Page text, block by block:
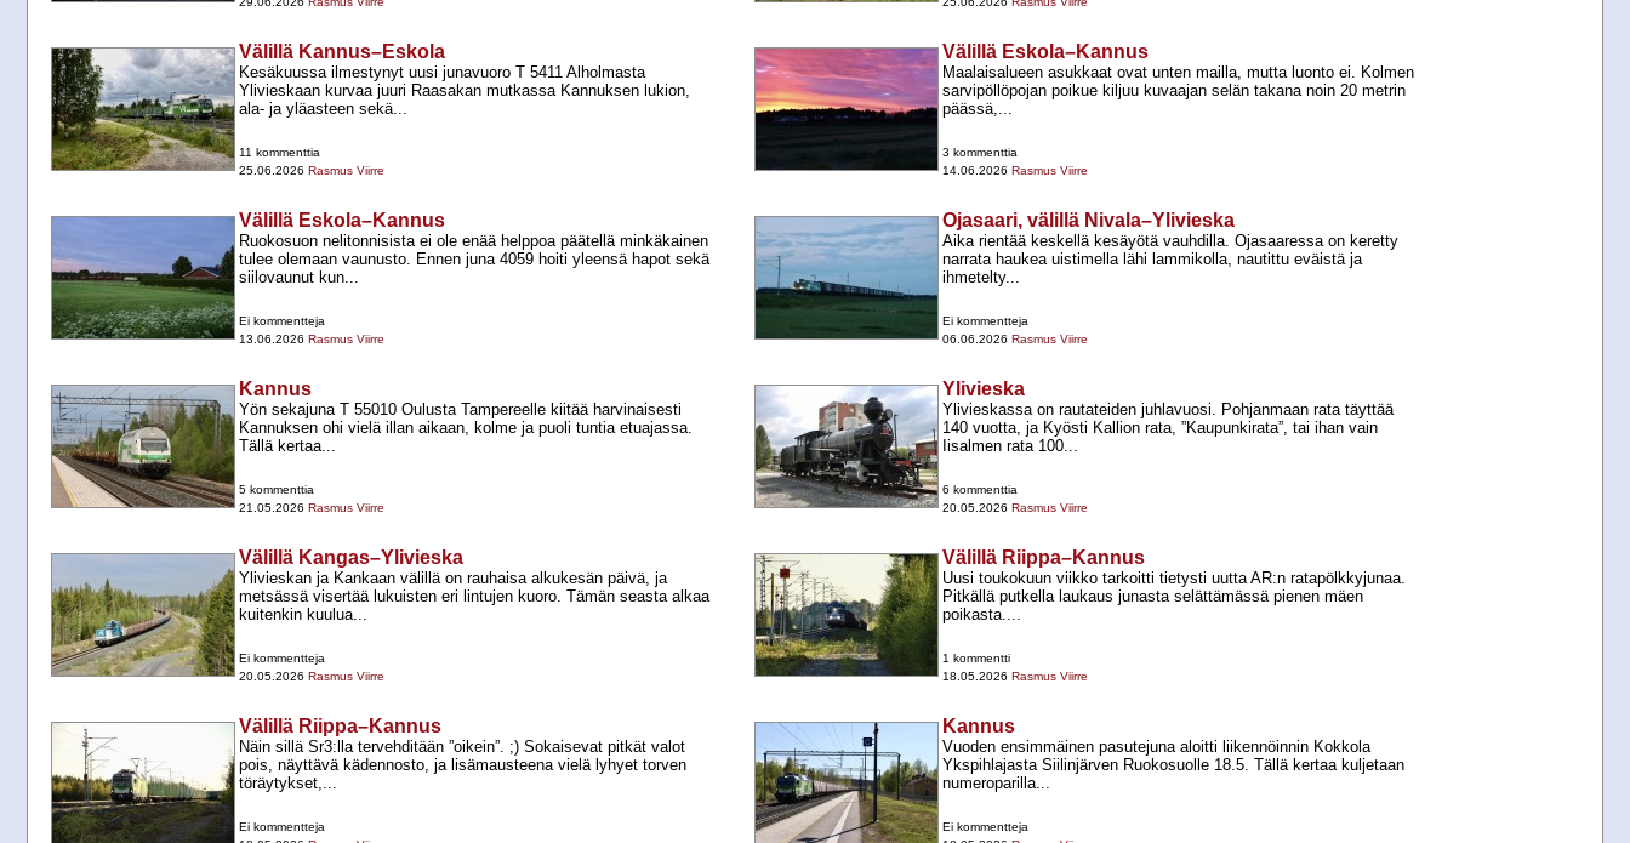
Välillä Kannus–Eskola
Kesäkuussa ilmestynyt uusi junavuoro T 5411 Alholmasta
Ylivieskaan kurvaa juuri Raasakan mutkassa Kannuksen lukion,
ala-​ ja yläasteen sekä...
11 kommenttia
25.06.2026 Rasmus Viirre
Välillä Eskola–Kannus
Maalaisalueen asukkaat ovat unten mailla, mutta luonto ei. Kolmen
sarvipöllöpojan poikue kiljuu kuvaajan selän takana noin 20 metrin
päässä,...
3 kommenttia
14.06.2026 Rasmus Viirre
Välillä Eskola–Kannus
Ruokosuon nelitonnisista ei ole enää helppoa päätellä minkäkainen
tulee olemaan vaunusto. Ennen juna 4059 hoiti yleensä hapot sekä
siilovaunut kun...
Ei kommentteja
13.06.2026 Rasmus Viirre
Ojasaari, välillä Nivala–Ylivieska
Aika rientää keskellä kesäyötä vauhdilla. Ojasaaressa on keretty
narrata haukea uistimella lähi lammikolla, nautittu eväistä ja
ihmetelty...
Ei kommentteja
06.06.2026 Rasmus Viirre
Kannus
Yön sekajuna T 55010 Oulusta Tampereelle kiitää harvinaisesti
Kannuksen ohi vielä illan aikaan, kolme ja puoli tuntia etuajassa.
Tällä kertaa...
5 kommenttia
21.05.2026 Rasmus Viirre
Ylivieska
Ylivieskassa on rautateiden juhlavuosi. Pohjanmaan rata täyttää
140 vuotta, ja Kyösti Kallion rata, ”Kaupunkirata”, tai ihan vain
Iisalmen rata 100...
6 kommenttia
20.05.2026 Rasmus Viirre
Välillä Kangas–Ylivieska
Ylivieskan ja Kankaan välillä on rauhaisa alkukesän päivä, ja
metsässä visertää lukuisten eri lintujen kuoro. Tämän seasta alkaa
kuitenkin kuulua...
Ei kommentteja
20.05.2026 Rasmus Viirre
Välillä Riippa–Kannus
Uusi toukokuun viikko tarkoitti tietysti uutta AR:n ratapölkkyjunaa.
Pitkällä putkella laukaus junasta selättämässä pienen mäen
poikasta....
1 kommentti
18.05.2026 Rasmus Viirre
Välillä Riippa–Kannus
Näin sillä Sr3:lla tervehditään ”oikein”. ;) Sokaisevat pitkät valot
pois, näyttävä kädennosto, ja lisämausteena vielä lyhyet torven
töräytykset,...
Ei kommentteja
Kannus
Vuoden ensimmäinen pasutejuna aloitti liikennöinnin Kokkola
Ykspihlajasta Siilinjärven Ruokosuolle 18.5. Tällä kertaa kuljetaan
numeroparilla...
Ei kommentteja